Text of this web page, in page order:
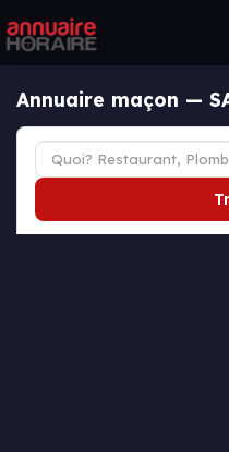
Annuaire maçon —